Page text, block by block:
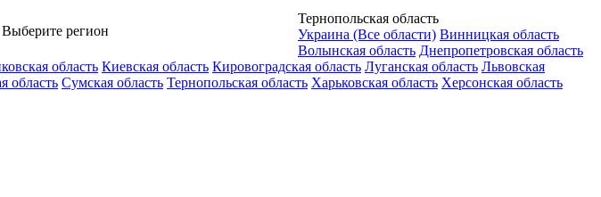
Выберите регион
Тернопольская область
Украина (Все области) Винницкая область
Волынская область Днепропетровская область
область Киевская область Кировоградская область Луганская область Львовская
область Сумская область Тернопольская область Харьковская область Херсонская область